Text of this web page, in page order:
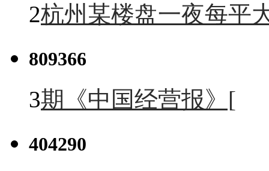
2杭州某楼盘一夜每平
809366
3期《中国经营报》[
404290